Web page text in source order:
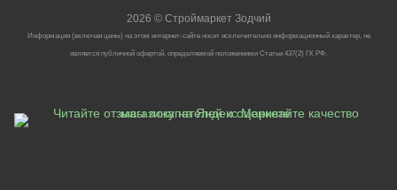
2026 ©Строймаркет Зодчий
Информация (включая цены) на этом интернет-сайте носит исключительно информационный характер, не
является публичной офертой, определяемой положениями Статьи 437(2) ГК РФ.